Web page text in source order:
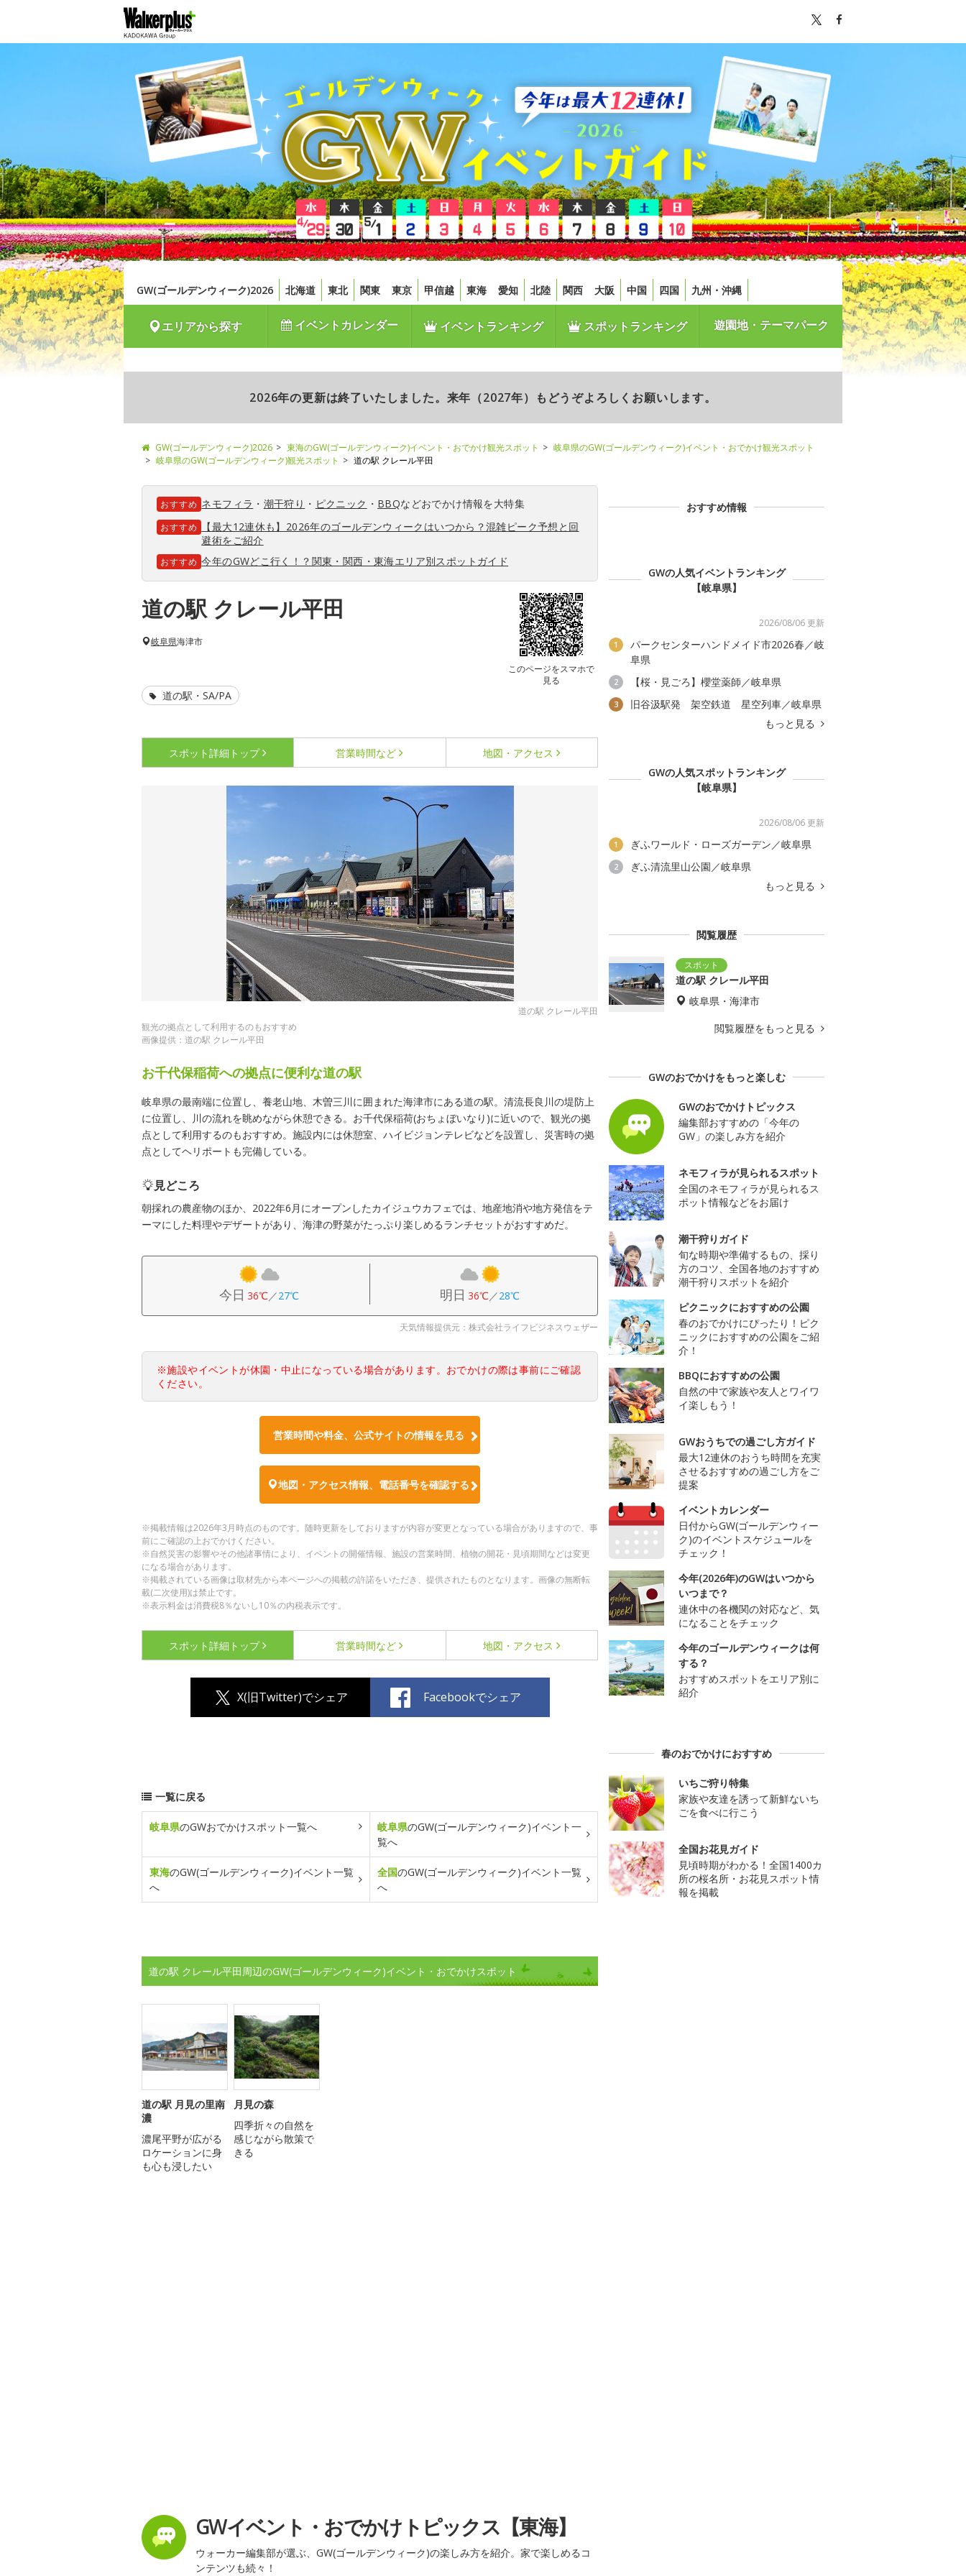
GW(ゴールデンウィーク)2026 北海道 東北 関東 東京 甲信越 東海 愛知 北陸 関西 大阪 中国 四国 九州・沖縄
エリアから探す イベントカレンダー イベントランキング スポットランキング 遊園地・テーマパーク
2026年の更新は終了いたしました。来年（2027年）もどうぞよろしくお願いします。
GW(ゴールデンウィーク)2026 東海のGW(ゴールデンウィーク)イベント・おでかけ観光スポット
岐阜県のGW(ゴールデンウィーク)イベント・おでかけ観光スポット
岐阜県のGW(ゴールデンウィーク)観光スポット
道の駅 クレール平田
おすすめ ネモフィラ ・ 潮干狩り ・ ピクニック ・ BBQなどおでかけ情報を大特集
おすすめ
【最大12連休も】2026年のゴールデンウィークはいつから？混雑ピーク予想と回
避術をご紹介
おすすめ 今年のGWどこ行く！？関東・関西・東海エリア別スポットガイド
道の駅 クレール平田
このページをスマホで
見る
岐阜県海津市
道の駅・SA/PA
スポット詳細 トップ 営業時間など 地図・アクセス
道の駅 クレール平田
観光の拠点として利用するのもおすすめ
画像提供：道の駅 クレール平田
お千代保稲荷への拠点に便利な道の駅
岐阜県の最南端に位置し、養老山地、木曽三川に囲まれた海津市にある道の駅。清流長良川の堤防上
に位置し、川の流れを眺めながら休憩できる。お千代保稲荷(おちょぼいなり)に近いので、観光の拠
点として利用するのもおすすめ。施設内には休憩室、ハイビジョンテレビなどを設置し、災害時の拠
点としてヘリポートも完備している。
見どころ
朝採れの農産物のほか、2022年6月にオープンしたカイジュウカフェでは、地産地消や地方発信をテ
ーマにした料理やデザートがあり、海津の野菜がたっぷり楽しめるランチセットがおすすめだ。
今日 36℃／27℃ 明日 36℃／28℃
天気情報提供元：株式会社ライフビジネスウェザー
※施設やイベントが休園・中止になっている場合があります。おでかけの際は事前にご確認
ください。
営業時間や料金、公式サイトの情報を見る
地図・アクセス情報、電話番号を確認する
※掲載情報は2026年3月時点のものです。随時更新をしておりますが内容が変更となっている場合がありますので、事
前にご確認の上おでかけください。
※自然災害の影響やその他諸事情により、イベントの開催情報、施設の営業時間、植物の開花・見頃期間などは変更
になる場合があります。
※掲載されている画像は取材先から本ページへの掲載の許諾をいただき、提供されたものとなります。画像の無断転
載(二次使用)は禁止です。
※表示料金は消費税8％ないし10％の内税表示です。
スポット詳細 トップ 営業時間など 地図・アクセス
X(旧Twitter)でシェア Facebookでシェア
一覧に戻る
岐阜県のGWおでかけスポット一覧へ 岐阜県のGW(ゴールデンウィーク)イベント一
覧へ
東海のGW(ゴールデンウィーク)イベント一覧
へ
全国のGW(ゴールデンウィーク)イベント一覧
へ
道の駅 クレール平田周辺のGW(ゴールデンウィーク)イベント・おでかけスポット
道の駅 月見の里南
濃
濃尾平野が広がる
ロケーションに身
も心も浸したい
月見の森
四季折々の自然を
感じながら散策で
きる
GWイベント・おでかけトピックス【東海】
ウォーカー編集部が選ぶ、GW(ゴールデンウィーク)の楽しみ方を紹介。家で楽しめるコ
ンテンツも続々！
おすすめ情報
GWの人気イベントランキング
【岐阜県】
2026/08/06 更新
1
パークセンターハンドメイド市2026春／岐
阜県
2 【桜・見ごろ】櫻堂薬師／岐阜県
3
旧谷汲駅発 架空鉄道 星空列車／岐阜県
もっと見る
GWの人気スポットランキング
【岐阜県】
2026/08/06 更新
1 ぎふワールド・ローズガーデン／岐阜県
2
ぎふ清流里山公園／岐阜県
もっと見る
閲覧履歴
道の駅 クレール平田
岐阜県・海津市
閲覧履歴をもっと見る
GWのおでかけをもっと楽しむ
GWのおでかけトピックス
編集部おすすめの「今年の
GW」の楽しみ方を紹介
ネモフィラが見られるスポット
全国のネモフィラが見られるス
ポット情報などをお届け
潮干狩りガイド
旬な時期や準備するもの、採り
方のコツ、全国各地のおすすめ
潮干狩りスポットを紹介
ピクニックにおすすめの公園
春のおでかけにぴったり！ピク
ニックにおすすめの公園をご紹
介！
BBQにおすすめの公園
自然の中で家族や友人とワイワ
イ楽しもう！
GWおうちでの過ごし方ガイド
最大12連休のおうち時間を充実
させるおすすめの過ごし方をご
提案
イベントカレンダー
日付からGW(ゴールデンウィー
ク)のイベントスケジュールを
チェック！
今年(2026年)のGWはいつから
いつまで？
連休中の各機関の対応など、気
になることをチェック
今年のゴールデンウィークは何
する？
おすすめスポットをエリア別に
紹介
春のおでかけにおすすめ
いちご狩り特集
家族や友達を誘って新鮮ないち
ごを食べに行こう
全国お花見ガイド
見頃時期がわかる！全国1400カ
所の桜名所・お花見スポット情
報を掲載